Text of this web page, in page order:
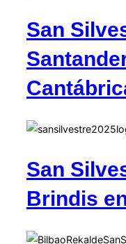
San
San
Brindis